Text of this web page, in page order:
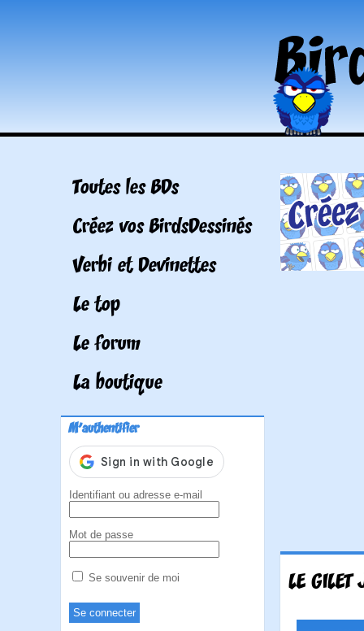
Toutes les BDs
Créez vos BirdsDessinés
Verbi et Devinettes
Le top
Le forum
La boutique
M'authentifier
Identifiant ou adresse e-mail
Mot de passe
Se souvenir de moi LE GILET